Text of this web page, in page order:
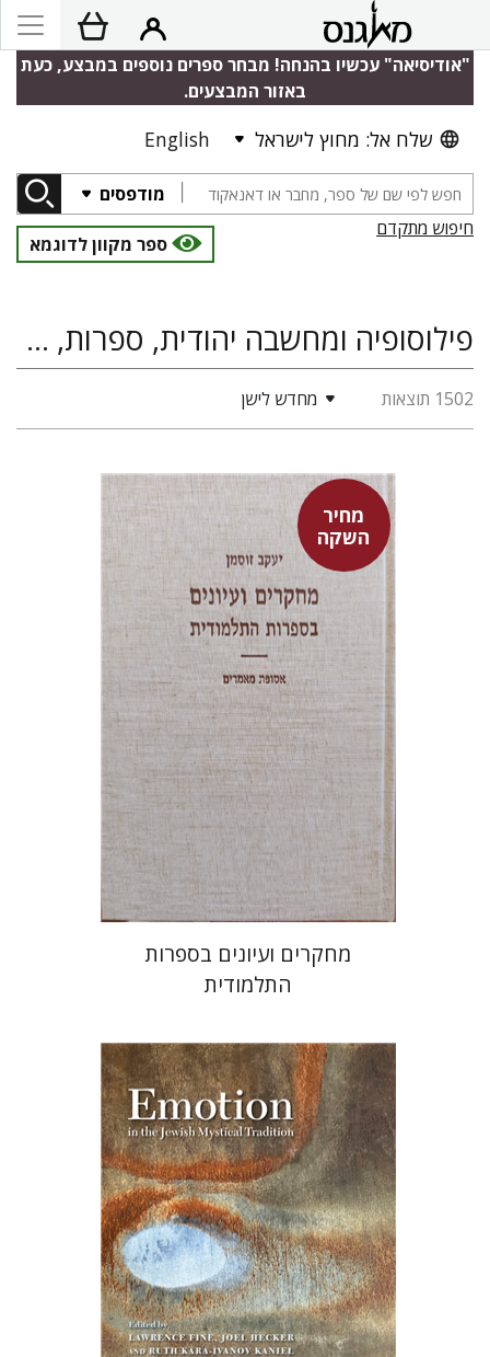
"אודיסיאה" עכשיו בהנחה! מבחר ספרים נוספים במבצע, כעת
באזור המבצעים.
שלח אל: מחוץ לישראל English
מודפסים
חיפוש מתקדם
ספר מקוון לדוגמא
פילוסופיה ומחשבה יהודית, ספרות, מדעי היהדות, תלמוד הלכה ומדרש
1502 תוצאות מחדש לישן
מחיר
השקה
יעקב זוסמן
מחיר השקה
$78
$55
מחקרים ועיונים בספרות
התלמודית
רות קרא-איוונוב קניאל
ג'ואל
הקר
לורנס פיין